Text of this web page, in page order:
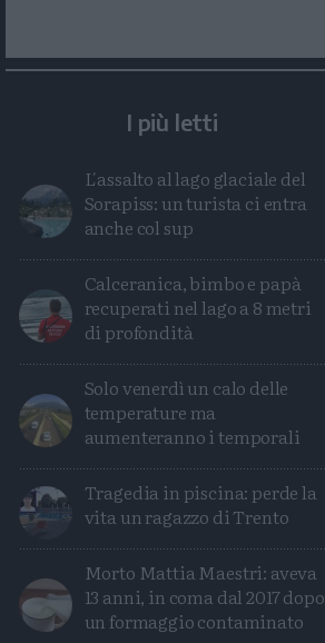
Condividi
Condividi
TwitterCondividi
Mail
I più letti
L'assalto al lago glaciale del
Sorapiss: un turista ci entra
anche col sup
Calceranica, bimbo e papà
recuperati nel lago a 8 metri
di profondità
Solo venerdì un calo delle
temperature ma
aumenteranno i temporali
Tragedia in piscina: perde la
vita un ragazzo di Trento
Morto Mattia Maestri: aveva
13 anni, in coma dal 2017 dopo
un formaggio contaminato